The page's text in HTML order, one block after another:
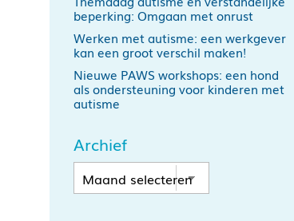
beperking: Omgaan met onrust
Werken met autisme: een werkgever
kan een groot verschil maken!
Nieuwe PAWS workshops: een hond
als ondersteuning voor kinderen met
autisme
Archief